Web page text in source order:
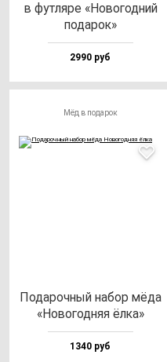
в фут­ля­ре «Ново­год­ний
по­да­рок»
2990 руб
Мёд в подарок
Пода­роч­ный на­бор мё­да
«Ново­год­няя ёл­ка»
1340 руб